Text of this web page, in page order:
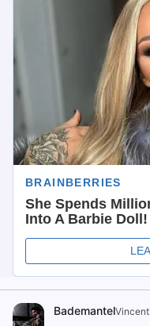
BademantelVincent